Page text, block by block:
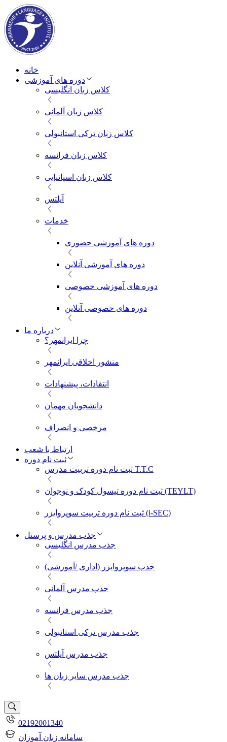
خانه
دوره های آموزشی
کلاس زبان انگلیسی
کلاس زبان آلمانی
کلاس زبان ترکی استانبولی
کلاس زبان فرانسه
کلاس زبان اسپانیایی
آیلتس
خدمات
دوره های آموزشی حضوری
دوره های آموزشی آنلاین
دوره های آموزشی خصوصی
دوره های خصوصی آنلاین
درباره ما
چرا ایرانمهر؟
منشور اخلاقی ایرانمهر
انتقادات، پیشنهادات
دانشجویان مهمان
مرخصی و انصراف
ارتباط با شعب
ثبت نام دوره
ثبت نام دوره تربیت مدرس T.T.C
ثبت نام دوره تیسول کودک و نوجوان (TEYLT)
ثبت نام دوره تربیت سوپروایزر (i-SEC)
جذب مدرس و پرسنل
جذب مدرس انگلیسی
جذب سوپروایزر (اداری /آموزشی)
جذب مدرس آلمانی
جذب مدرس فرانسه
جذب مدرس ترکی استانبولی
جذب مدرس آیلتس
جذب مدرس سایر زبان ها
02192001340
سامانه زبان آموزان